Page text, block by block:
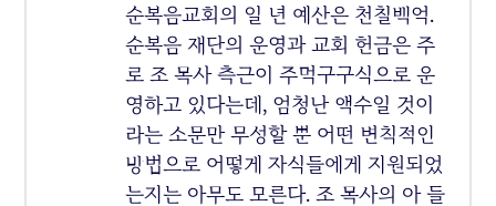
순복음교회의 일 년 예산은 천칠백억.
순복음 재단의 운영과 교회 헌금은 주
로 조 목사 측근이 주먹구구식으로 운
영하고 있다는데, 엄청난 액수일 것이
라는 소문만 무성할 뿐 어떤 변칙적인
방법으로 어떻게 자식들에게 지원되었
는지는 아무도 모른다. 조 목사의 아 들